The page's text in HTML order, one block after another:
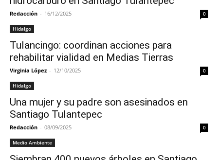
Redacción - 16/12/2025 0
Hidalgo
Tulancingo: coordinan acciones para
rehabilitar vialidad en Medias Tierras
Virginia López - 12/10/2025 0
Hidalgo
Una mujer y su padre son asesinados en
Santiago Tulantepec
Redacción - 08/09/2025 0
Medio Ambiente